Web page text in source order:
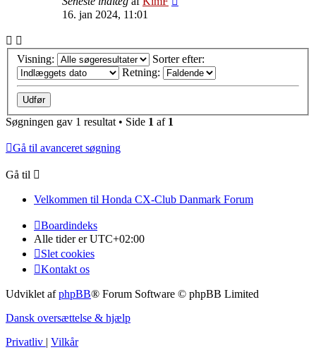
16. jan 2024, 11:01
Visning:
Sorter efter:
Retning:
Søgningen gav 1 resultat • Side 1 af 1
Gå til avanceret søgning
Gå til
Velkommen til Honda CX-Club Danmark Forum
Boardindeks
Alle tider erUTC+02:00
Slet cookies
Kontakt os
Udviklet afphpBB® Forum Software © phpBB Limited
Dansk oversættelse & hjælp
Privatliv
Vilkår